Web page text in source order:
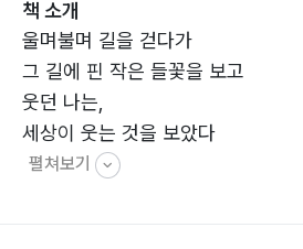
책 소개
울며불며 길을 걷다가
그 길에 핀 작은 들꽃을 보고
웃던 나는,
세상이 웃는 것을 보았다
펼쳐보기